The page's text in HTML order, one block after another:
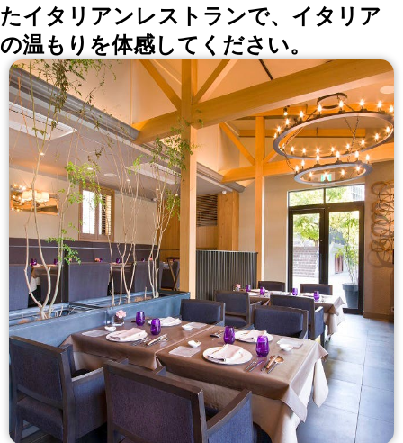
たイタリアンレストランで、イタリア
の温もりを体感してください。